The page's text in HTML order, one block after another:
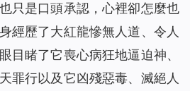
只是口頭承認，心裡卻怎麼也
經歷了大紅龍慘無人道、令人
目睹了它喪心病狂地逼迫神、
罪行以及它凶殘惡毒、滅絕人